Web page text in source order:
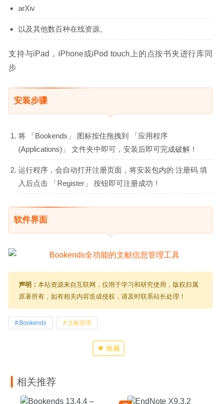
arXiv
以及其他数百种在线资源。
支持与iPad，iPhone或iPod touch上的点按书夹进行库同
步
安装步骤
将 「Bookends」 图标按住拖拽到 「应用程序
(Applications)」 文件夹中即可，安装后即可完成破解！
运行程序，会自动打开注册页面，将安装包内的 注册码 填
入后点击 「Register」 按钮即可注册成功！
软件界面
声明： 本站资源来自互联网，仅用于学习和研究使用，版权归属
原著所有，如有相关内容造成侵权，请及时联系站长处理！
Bookends 文献管理
收藏
相关推荐